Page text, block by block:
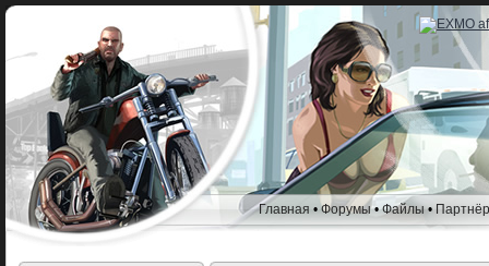
Главная • Форумы•Файлы•